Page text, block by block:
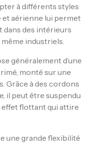
à différents styles
aérienne lui permet
dans des intérieurs
industriels.
généralement d’une
monté sur une
Grâce à des cordons
il peut être suspendu
effet flottant qui attire
une grande flexibilité